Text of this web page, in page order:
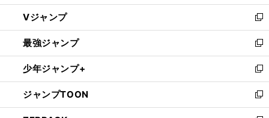
ウ
ィ
ン
ド
ウ
で
開
く
し
い
ウ
ィ
ン
ド
ウ
で
開
Vジャンプ
新
し
い
ウ
ィ
ン
ド
ウ
最強ジャンプ
新
し
い
ウ
ィ
ン
少年ジャンプ+
新
し
い
ウ
ジャンプTOON
新
し